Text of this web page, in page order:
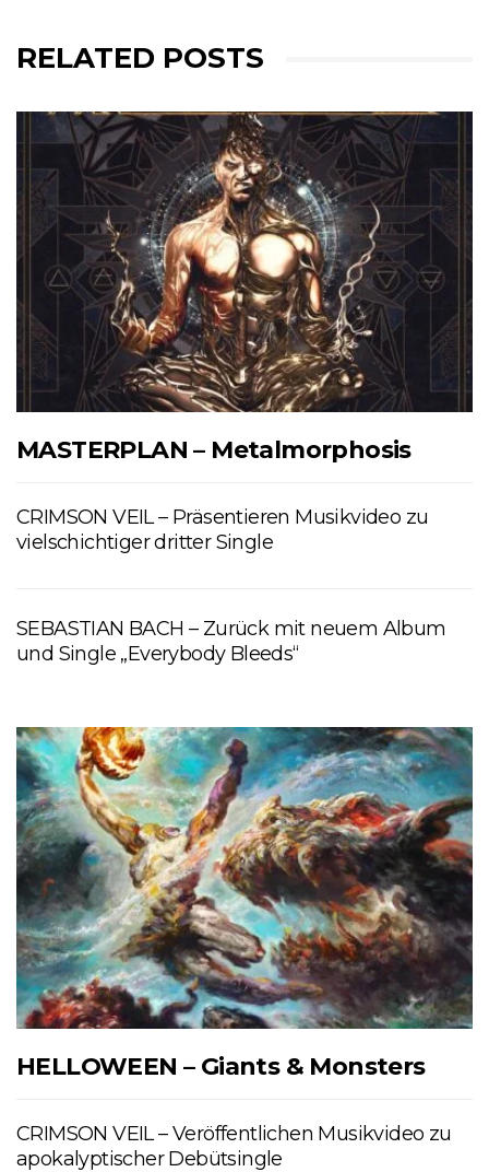
RELATED POSTS
MASTERPLAN – Metalmorphosis
CRIMSON VEIL – Präsentieren Musikvideo zu
vielschichtiger dritter Single
SEBASTIAN BACH – Zurück mit neuem Album
und Single „Everybody Bleeds“
HELLOWEEN – Giants & Monsters
CRIMSON VEIL – Veröffentlichen Musikvideo zu
apokalyptischer Debütsingle